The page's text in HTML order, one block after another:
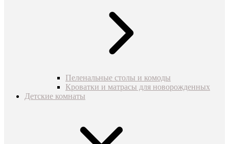
Пеленальные столы и комоды
Кроватки и матрасы для новорожденных
Детские комнаты